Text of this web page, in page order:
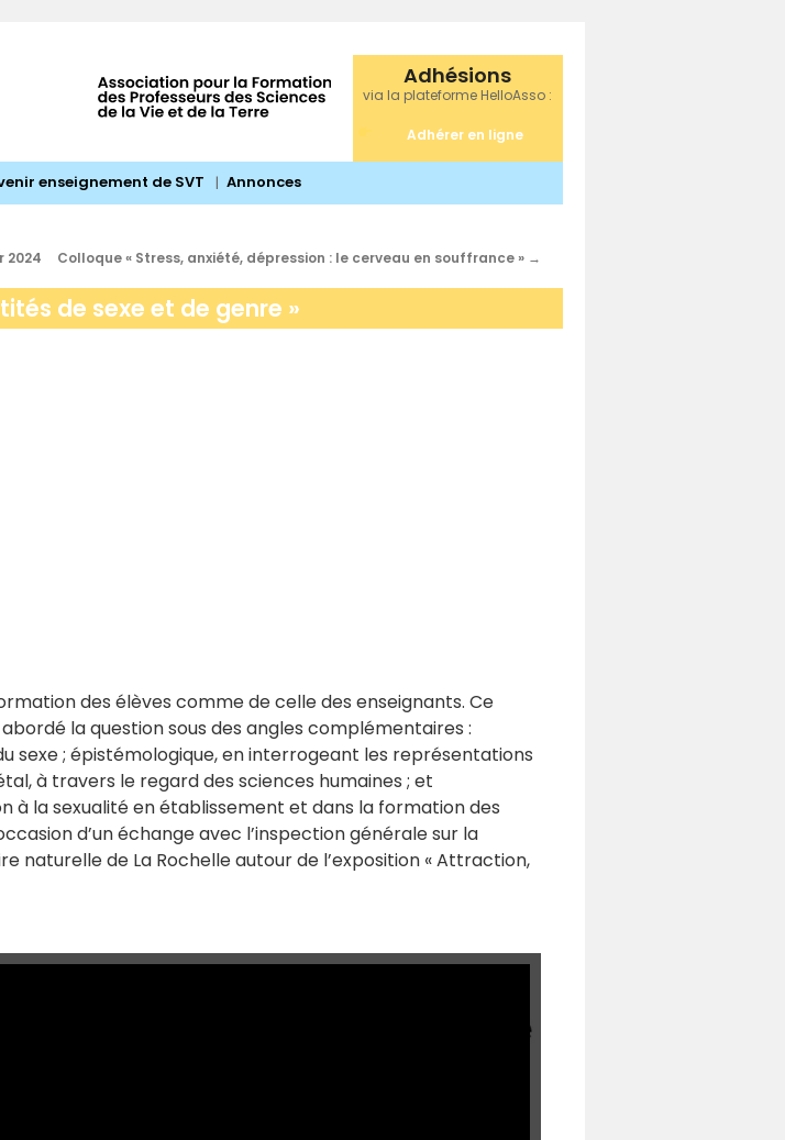
Adhésions
via la plateforme HelloAsso :
Adhérer en ligne
enseignement de SVT Annonces
2024 Colloque « Stress, anxiété, dépression : le cerveau en souffrance » →
de sexe et de genre »
des élèves comme de celle des enseignants. Ce
la question sous des angles complémentaires :
sexe ; épistémologique, en interrogeant les représentations
à travers le regard des sciences humaines ; et
à la sexualité en établissement et dans la formation des
d’un échange avec l’inspection générale sur la
naturelle de La Rochelle autour de l’exposition « Attraction,